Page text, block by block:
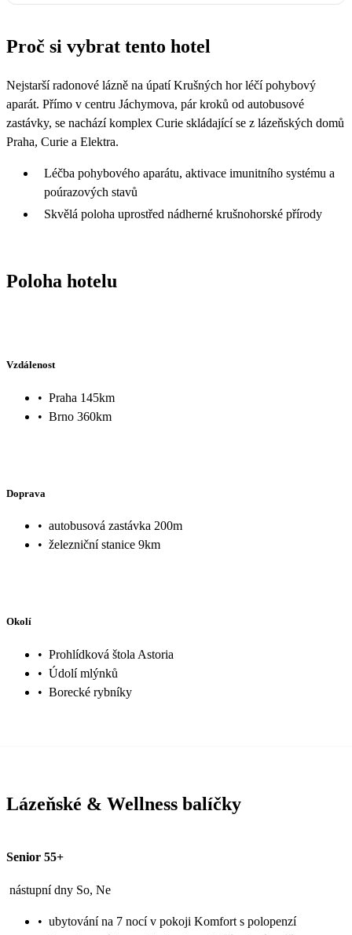
Proč si vybrat tento hotel
Nejstarší radonové lázně na úpatí Krušných hor léčí pohybový
aparát. Přímo v centru Jáchymova, pár kroků od autobusové
zastávky, se nachází komplex Curie skládající se z lázeňských domů
Praha, Curie a Elektra.
Léčba pohybového aparátu, aktivace imunitního systému a
poúrazových stavů
Skvělá poloha uprostřed nádherné krušnohorské přírody
Poloha hotelu
Vzdálenost
• Praha 145km
• Brno 360km
Doprava
• autobusová zastávka 200m
• železniční stanice 9km
Okolí
• Prohlídková štola Astoria
• Údolí mlýnků
• Borecké rybníky
Lázeňské & Wellness balíčky
Senior 55+
nástupní dny So, Ne
• ubytování na 7 nocí v pokoji Komfort s polopenzí